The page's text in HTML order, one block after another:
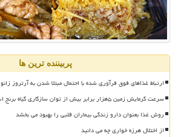
پربیننده ترین ها
ارتباط غذاهای فوق فرآوری شده با احتمال مبتلا شدن به آرتروز زانو
سرعت گرمایش زمین ۵هزار برابر بیش از توان سازگاری گیاه برنج است
روش غذا بعنوان دارو زندگی بیماران قلبی را بهبود می بخشد
از اختلال هرزه خواری چه می دانید